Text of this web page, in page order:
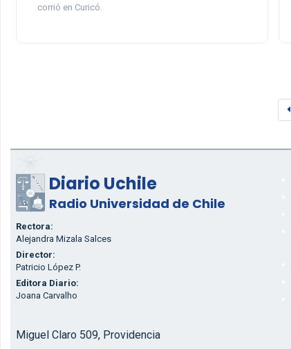
corrió en Curicó.
Diario Uchile
Radio Universidad de Chile
Rectora:
Alejandra Mizala Salces
Director:
Patricio López P.
Editora Diario:
Joana Carvalho
Miguel Claro 509, Providencia